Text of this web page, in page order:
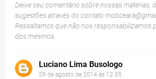
Deixe seu comentário sobre nossas matérias,
sugestões através do contato
Ressaltamos que não nos responsabilizamos
dos mesmos.
Luciano Lima Busologo
29 de agosto de 2014 às 12:35